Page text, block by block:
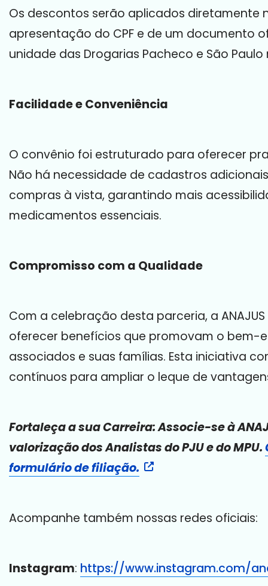
Os descontos serão aplicados diretamente
apresentação do CPF e de um documento
unidade das Drogarias Pacheco e São Paulo
Facilidade e Conveniência
O convênio foi estruturado para oferecer
Não há necessidade de cadastros
compras à vista, garantindo mais
medicamentos essenciais.
Compromisso com a Qualidade
Com a celebração desta parceria, a
oferecer benefícios que promovam o bem-
associados e suas famílias. Esta iniciativa
contínuos para ampliar o leque de
Fortaleça a sua Carreira: Associe-se à
valorização dos Analistas do PJU e do MPU.
formulário de filiação.
Acompanhe também nossas redes oficiais:
Instagram: https://www.instagram.com/